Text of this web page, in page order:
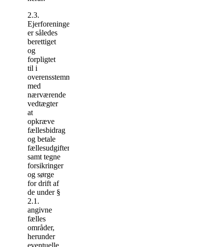
2.3.
Ejerforeningen
er således
berettiget
og
forpligtet
til i
overensstemmelse
med
nærværende
vedtægter
at
opkræve
fællesbidrag
og betale
fællesudgifter
samt tegne
forsikringer
og sørge
for drift af
de under §
2.1.
angivne
fælles
områder,
herunder
eventuelle